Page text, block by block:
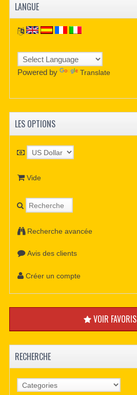
LANGUE
Powered by Translate
LES OPTIONS
Vide
Recherche avancée
Avis des clients
Créer un compte
VOIR FAVORIS
RECHERCHE